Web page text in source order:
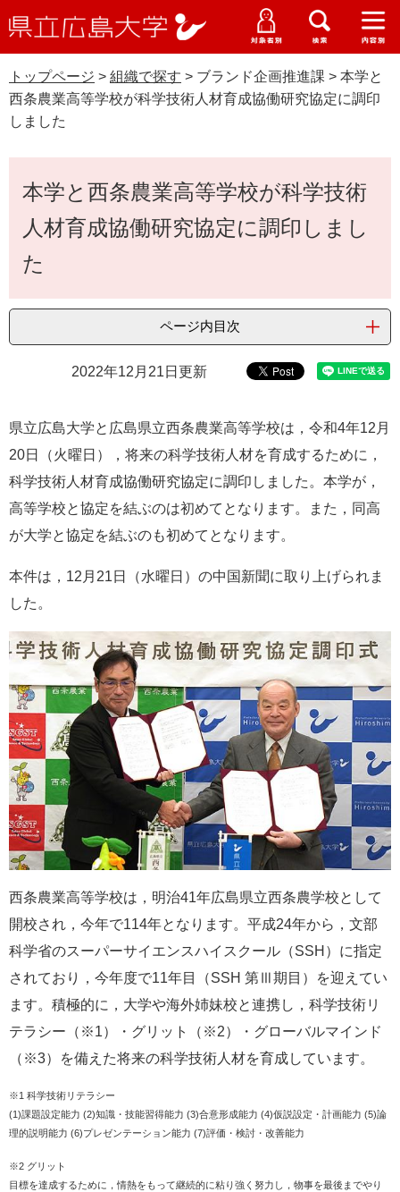
ー
ジ
先
頭
ニ
ュ
を
飛
ニ
ー
ニ
ュ
ー
ニ
ュ
ー
立
大
学
受験生の皆さま
在学生の皆さま
地域・企業の皆さま
研究者の皆さま
受験生特設サイト
WEB版大学案内
資料請求
交通アクセス
o
g
ム
索
すべて ページ PDF
大学概要
学部・大学院・専攻科
学生生活・就職支援
研究・地域連携・国際交流
入試情報
トップページ > 組織で探す > ブランド企画推進課 > 本学と
西条農業高等学校が科学技術人材育成協働研究協定に調印
しました
本学と西条農業高等学校が科学技術
人材育成協働研究協定に調印しまし
た
ページ内目次
2022年12月21日更新
県立広島大学と広島県立西条農業高等学校は，令和4年12月
20日（火曜日），将来の科学技術人材を育成するために，
科学技術人材育成協働研究協定​に調印しました。本学が，
高等学校と協定を結ぶのは初めてとなります。また，同高
が大学と協定を結ぶのも初めてとなります。
本件は，12月21日（水曜日）の中国新聞に取り上げられま
した。
西条農業高等学校は，明治41年広島県立西条農学校として
開校され，今年で114年となります。平成24年から，文部
科学省のスーパーサイエンスハイスクール（SSH）に指定
されており，今年度で11年目（SSH 第Ⅲ期目）を迎えてい
ます。積極的に，大学や海外姉妹校と連携し，科学技術リ
テラシー（※1）・グリット（※2）・グローバルマインド
（※3）を備えた将来の科学技術人材を育成しています。
※1 科学技術リテラシー
(1)課題設定能力 (2)知識・技能習得能力 (3)合意形成能力 (4)仮説設定・計画能力 (5)論
理的説明能力 (6)プレゼンテーション能力 (7)評価・検討・改善能力
※2 グリット
目標を達成するために，情熱をもって継続的に粘り強く努力し，物事を最後までやり